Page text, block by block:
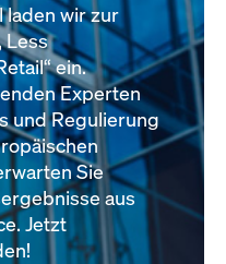
laden wir zur
Less
ein.
Experten
und Regulierung
Sie
aus
Jetzt